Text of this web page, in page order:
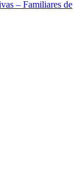
– Familiares de